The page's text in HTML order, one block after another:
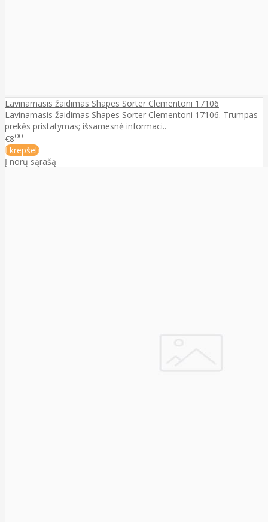
Lavinamasis žaidimas Shapes Sorter Clementoni 17106
Lavinamasis žaidimas Shapes Sorter Clementoni 17106. Trumpas
prekės pristatymas; išsamesnė informaci..
€800
Į krepšelį
Į norų sąrašą